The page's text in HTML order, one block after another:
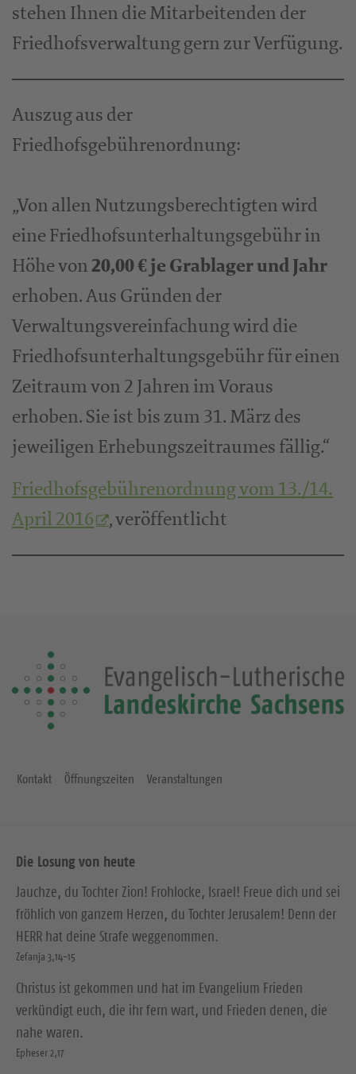
stehen Ihnen die Mitarbeitenden der
Friedhofsverwaltung gern zur Verfügung.
Auszug aus der
Friedhofsgebührenordnung:
„Von allen Nutzungsberechtigten wird
eine Friedhofsunterhaltungsgebühr in
Höhe von20,00 € je Grablager und Jahr
erhoben. Aus Gründen der
Verwaltungsvereinfachung wird die
Friedhofsunterhaltungsgebühr für einen
Zeitraum von 2 Jahren im Voraus
erhoben. Sie ist bis zum 31. März des
jeweiligen Erhebungszeitraumes fällig.“
Friedhofsgebührenordnung vom 13./14.
April 2016
, veröffentlicht
Kontakt Öffnungszeiten Veranstaltungen
Die Losung von heute
Jauchze, du Tochter Zion! Frohlocke, Israel! Freue dich und sei
fröhlich von ganzem Herzen, du Tochter Jerusalem! Denn der
HERR hat deine Strafe weggenommen.
Zefanja 3,14-15
Christus ist gekommen und hat im Evangelium Frieden
verkündigt euch, die ihr fern wart, und Frieden denen, die
nahe waren.
Epheser 2,17